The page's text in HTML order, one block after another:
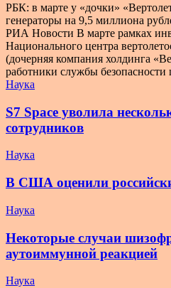
РБК: в марте у «дочки»
генераторы на 9,5 миллиона
РИА Новости В марте рамках
Национального центра
(дочерняя компания холдинга
работники службы
Наука
S7 Space уволила
сотрудников
Наука
В США оценили
Наука
Некоторые случаи
аутоиммунной реакцией
Наука